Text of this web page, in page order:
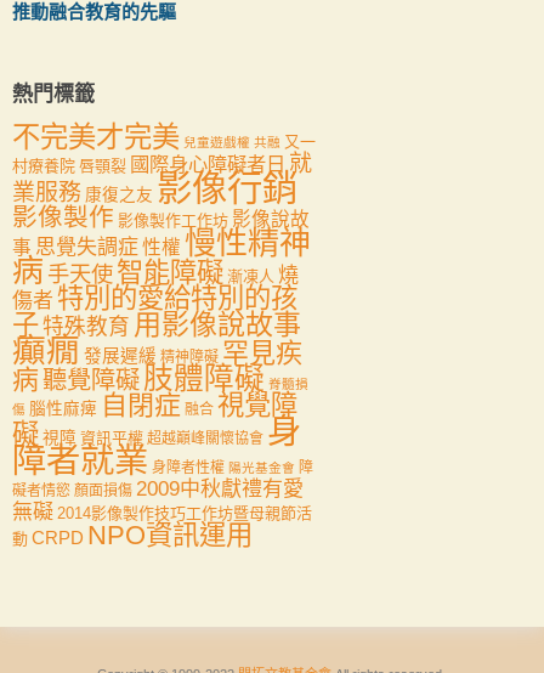
推動融合教育的先驅
熱門標籤
不完美才完美 兒童遊戲權 共融 又一
村療養院 唇顎裂 國際身心障礙者日 就
業服務 康復之友 影像行銷
影像製作 影像製作工作坊 影像說故
事 思覺失調症性權 慢性精神
病 手天使智能障礙 漸凍人 燒
傷者 特別的愛給特別的孩
子特殊教育 用影像說故事
癲癇 發展遲緩 精神障礙 罕見疾
病聽覺障礙肢體障礙 脊髓損
傷 腦性麻痺 自閉症 融合 視覺障
礙 視障 資訊平權 超越巔峰關懷協會 身
障者就業 身障者性權 陽光基金會 障
礙者情慾 顏面損傷 2009中秋獻禮有愛
無礙 2014影像製作技巧工作坊暨母親節活
動 CRPD NPO資訊運用